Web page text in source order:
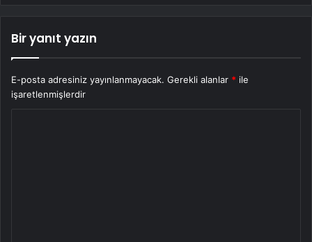
Bir yanıt yazın
E-posta adresiniz yayınlanmayacak. Gerekli alanlar * ile
işaretlenmişlerdir